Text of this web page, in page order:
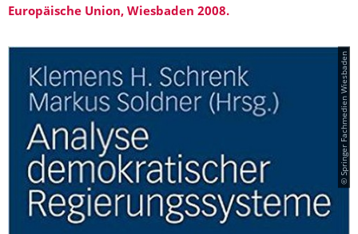
Europäische Union, Wiesbaden 2008.
© Springer Fachmedien Wiesbaden